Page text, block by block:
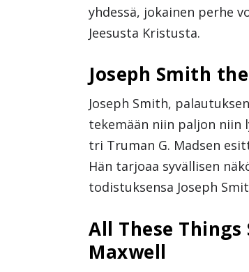
yhdessä, jokainen perhe
Jeesusta Kristusta.
Joseph Smith
Joseph Smith,
tekemään niin paljon niin
tri Truman G. Madsen
Hän tarjoaa syvällisen
todistuksensa Joseph
All These Things
Maxwell